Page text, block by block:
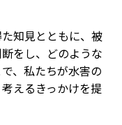
知見とともに、被
をし、どのような
、私たちが水害の
えるきっかけを提